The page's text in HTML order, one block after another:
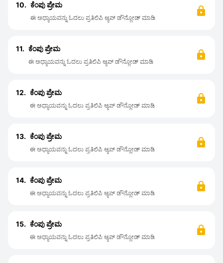
10. ಕೆಂಪು ಪ್ರೇಮ
ಈ ಅಧ್ಯಾಯವನ್ನು ಓದಲು ಪ್ರತಿಲಿಪಿ ಆ್ಯಪ್ ಡೌನ್ಲೋಡ್ ಮಾಡಿ
11. ಕೆಂಪು ಪ್ರೇಮ
ಈ ಅಧ್ಯಾಯವನ್ನು ಓದಲು ಪ್ರತಿಲಿಪಿ ಆ್ಯಪ್ ಡೌನ್ಲೋಡ್ ಮಾಡಿ
12. ಕೆಂಪು ಪ್ರೇಮ
ಈ ಅಧ್ಯಾಯವನ್ನು ಓದಲು ಪ್ರತಿಲಿಪಿ ಆ್ಯಪ್ ಡೌನ್ಲೋಡ್ ಮಾಡಿ
13. ಕೆಂಪು ಪ್ರೇಮ
ಈ ಅಧ್ಯಾಯವನ್ನು ಓದಲು ಪ್ರತಿಲಿಪಿ ಆ್ಯಪ್ ಡೌನ್ಲೋಡ್ ಮಾಡಿ
14. ಕೆಂಪು ಪ್ರೇಮ
ಈ ಅಧ್ಯಾಯವನ್ನು ಓದಲು ಪ್ರತಿಲಿಪಿ ಆ್ಯಪ್ ಡೌನ್ಲೋಡ್ ಮಾಡಿ
15. ಕೆಂಪು ಪ್ರೇಮ
ಈ ಅಧ್ಯಾಯವನ್ನು ಓದಲು ಪ್ರತಿಲಿಪಿ ಆ್ಯಪ್ ಡೌನ್ಲೋಡ್ ಮಾಡಿ